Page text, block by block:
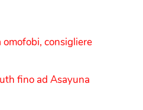
consigliere
fino ad Asayuna